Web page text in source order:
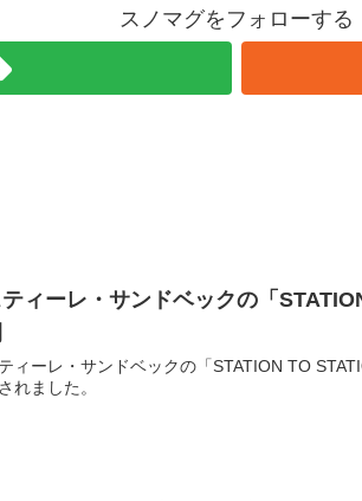
スノマグをフォローする
ィーレ・サンドベックの「
ィーレ・サンドベックの「STATION TO
れました。